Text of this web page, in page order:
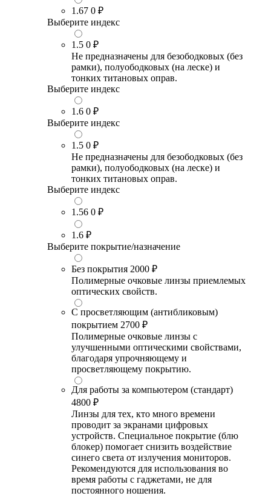
1.67 0 ₽
Выберите индекс
1.5 0 ₽
Не предназначены для безободковых (без
рамки), полуободковых (на леске) и
тонких титановых оправ.
Выберите индекс
1.6 0 ₽
Выберите индекс
1.5 0 ₽
Не предназначены для безободковых (без
рамки), полуободковых (на леске) и
тонких титановых оправ.
Выберите индекс
1.56 0 ₽
1.6 ₽
Выберите покрытие/назначение
Без покрытия 2000 ₽
Полимерные очковые линзы приемлемых
оптических свойств.
С просветляющим (антибликовым)
покрытием 2700 ₽
Полимерные очковые линзы с
улучшенными оптическими свойствами,
благодаря упрочняющему и
просветляющему покрытию.
Для работы за компьютером (стандарт)
4800 ₽
Линзы для тех, кто много времени
проводит за экранами цифровых
устройств. Специальное покрытие (блю
блокер) помогает снизить воздействие
синего света от излучения мониторов.
Рекомендуются для использования во
время работы с гаджетами, не для
постоянного ношения.